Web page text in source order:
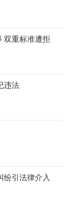
双重标准遭拒
违法
纷引法律介入